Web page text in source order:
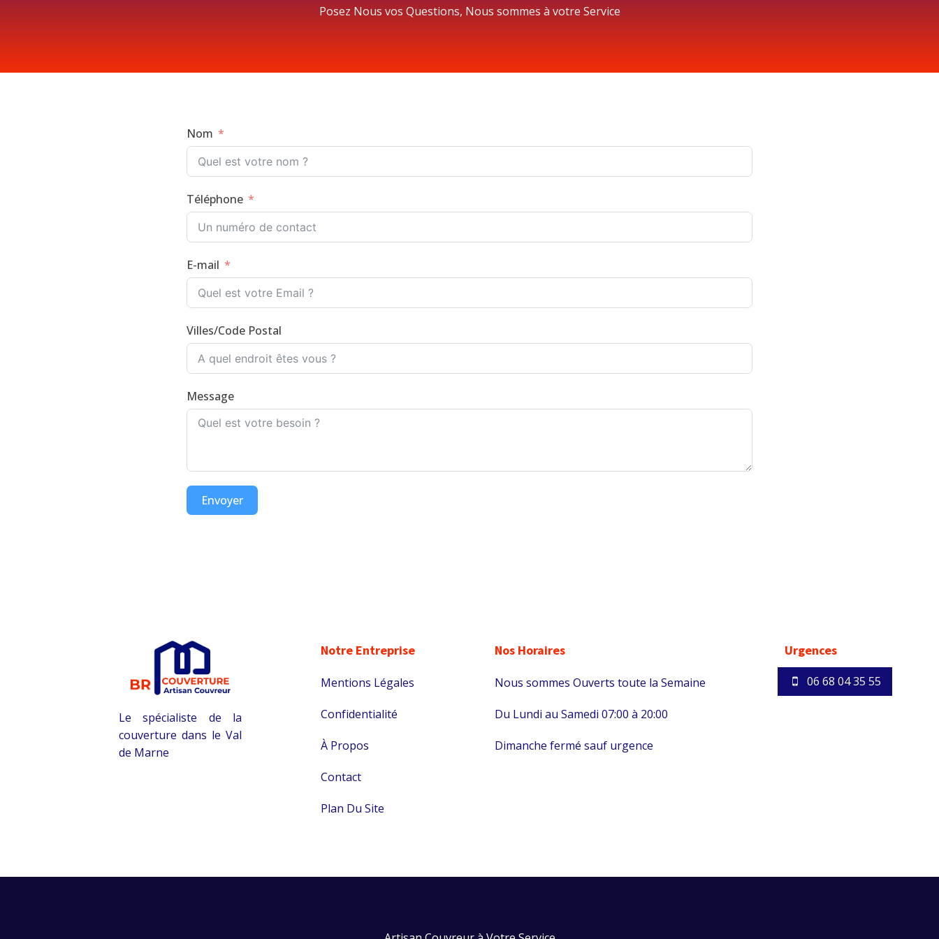
Posez Nous vos Questions, Nous sommes à votre Service
Nom
Téléphone
E-mail
Villes/Code Postal
Message
Envoyer
Le spécialiste de la
couverture dans le Val
de Marne
Notre Entreprise
Mentions Légales
Confidentialité
À Propos
Contact
Plan Du Site
Nos Horaires
Nous sommes Ouverts toute la Semaine
Du Lundi au Samedi 07:00 à 20:00
Dimanche fermé sauf urgence
Urgences
06 68 04 35 55